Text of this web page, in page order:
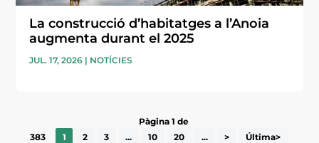
La construcció d’habitatges a l’Anoia
augmenta durant el 2025
JUL. 17, 2026 | NOTÍCIES
Pàgina 1 de
383
1 2 3 ... 10 20 ... > Última>